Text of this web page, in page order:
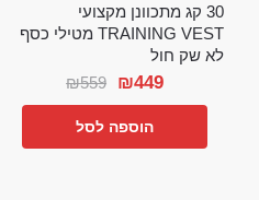
30 קג מתכוונן מקצועי
TRAINING VEST מטילי כסף
לא שק חול
₪559 ₪449
הוספה לסל